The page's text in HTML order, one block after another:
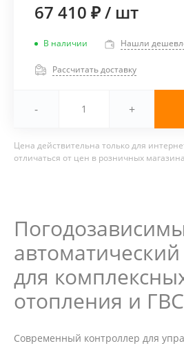
67 410 ₽/ шт
В наличии Нашли
Рассчитать доставку
- +
Цена действительна только для
отличаться от цен в розничных
автоматический
для
отопления и ГВС
Современный контроллер для